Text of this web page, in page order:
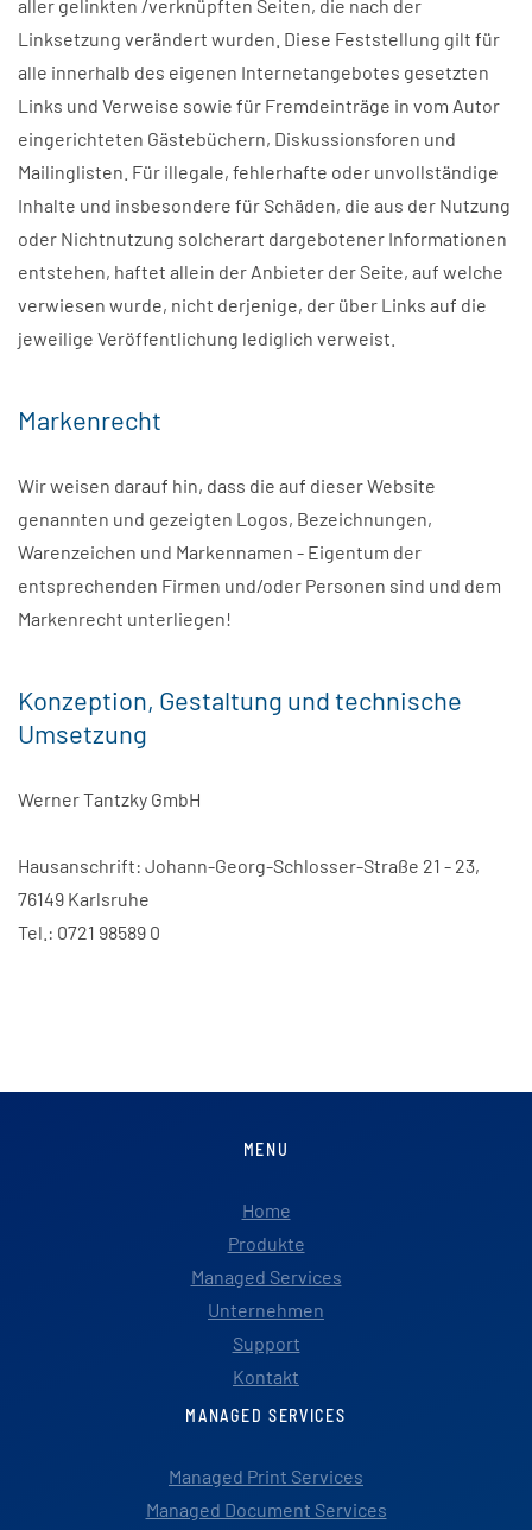
aller gelinkten /verknüpften Seiten, die nach der
Linksetzung verändert wurden. Diese Feststellung gilt für
alle innerhalb des eigenen Internetangebotes gesetzten
Links und Verweise sowie für Fremdeinträge in vom Autor
eingerichteten Gästebüchern, Diskussionsforen und
Mailinglisten. Für illegale, fehlerhafte oder unvollständige
Inhalte und insbesondere für Schäden, die aus der Nutzung
oder Nichtnutzung solcherart dargebotener Informationen
entstehen, haftet allein der Anbieter der Seite, auf welche
verwiesen wurde, nicht derjenige, der über Links auf die
jeweilige Veröffentlichung lediglich verweist.
Markenrecht
Wir weisen darauf hin, dass die auf dieser Website
genannten und gezeigten Logos, Bezeichnungen,
Warenzeichen und Markennamen - Eigentum der
entsprechenden Firmen und/oder Personen sind und dem
Markenrecht unterliegen!
Konzeption, Gestaltung und technische
Umsetzung
Werner Tantzky GmbH
Hausanschrift: Johann-Georg-Schlosser-Straße 21 - 23,
76149 Karlsruhe
Tel.: 0721 98589 0
MENU
Home
Produkte
Managed Services
Unternehmen
Support
Kontakt
MANAGED SERVICES
Managed Print Services
Managed Document Services